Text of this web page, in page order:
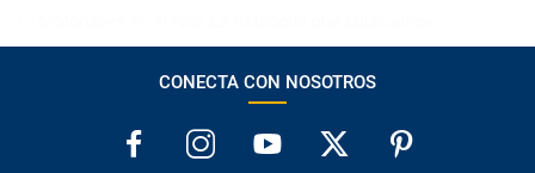
corresponde a la categorización oficial de la autoridad del
categoría no se corresponde, en la mayoría de los casos, con
Posibilidad de elegir hoteles en el Centro de El Cairo con
CONECTA CON NOSOTROS